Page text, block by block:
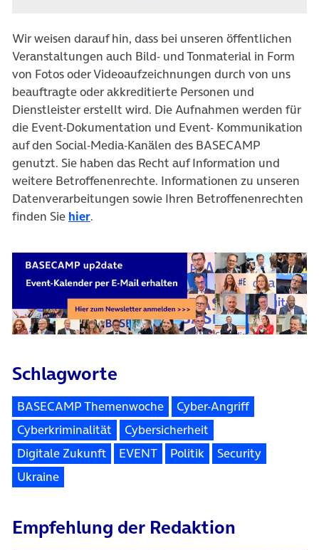
Wir weisen darauf hin, dass bei unseren öffentlichen
Veranstaltungen auch Bild- und Tonmaterial in Form
von Fotos oder Videoaufzeichnungen durch von uns
beauftragte oder akkreditierte Personen und
Dienstleister erstellt wird. Die Aufnahmen werden für
die Event-Dokumentation und Event- Kommunikation
auf den Social-Media-Kanälen des BASECAMP
genutzt. Sie haben das Recht auf Information und
weitere Betroffenenrechte. Informationen zu unseren
Datenverarbeitungen sowie Ihren Betroffenenrechten
finden Sie hier.
Schlagworte
BASECAMP Themenwoche
Cyber-Angriff
Cyberkriminalität
Cybersicherheit
Digitale Zukunft
EVENT Politik
Security
Ukraine
Empfehlung der Redaktion